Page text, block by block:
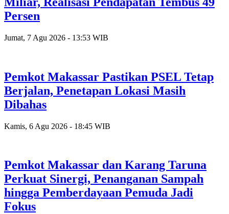
Persen
Jumat, 7 Agu 2026 - 13:53 WIB
Pemkot Makassar Pastikan PSEL Tetap
Berjalan, Penetapan Lokasi Masih
Dibahas
Kamis, 6 Agu 2026 - 18:45 WIB
Pemkot Makassar dan Karang Taruna
Perkuat Sinergi, Penanganan Sampah
hingga Pemberdayaan Pemuda Jadi
Fokus